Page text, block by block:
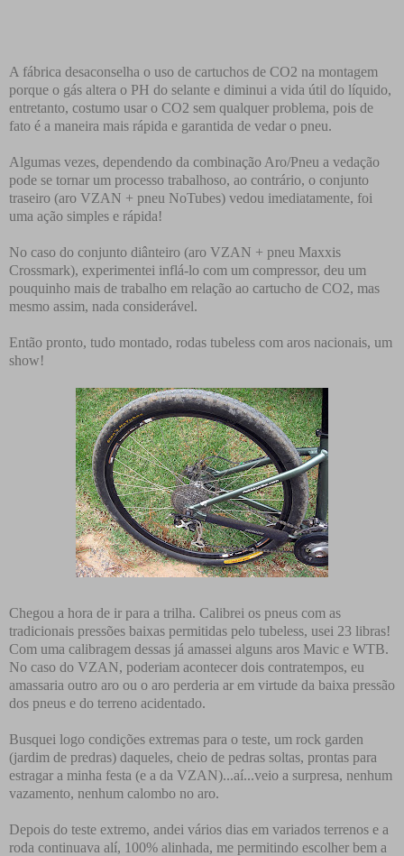
A fábrica desaconselha o uso de cartuchos de CO2 na montagem
porque o gás altera o PH do selante e diminui a vida útil do líquido,
entretanto, costumo usar o CO2 sem qualquer problema, pois de
fato é a maneira mais rápida e garantida de vedar o pneu.
Algumas vezes, dependendo da combinação Aro/Pneu a vedação
pode se tornar um processo trabalhoso, ao contrário, o conjunto
traseiro (aro VZAN + pneu NoTubes) vedou imediatamente, foi
uma ação simples e rápida!
No caso do conjunto diânteiro (aro VZAN + pneu Maxxis
Crossmark), experimentei inflá-lo com um compressor, deu um
pouquinho mais de trabalho em relação ao cartucho de CO2, mas
mesmo assim, nada considerável.
Então pronto, tudo montado, rodas tubeless com aros nacionais, um
show!
Chegou a hora de ir para a trilha. Calibrei os pneus com as
tradicionais pressões baixas permitidas pelo tubeless, usei 23 libras!
Com uma calibragem dessas já amassei alguns aros Mavic e WTB.
No caso do VZAN, poderiam acontecer dois contratempos, eu
amassaria outro aro ou o aro perderia ar em virtude da baixa pressão
dos pneus e do terreno acidentado.
Busquei logo condições extremas para o teste, um rock garden
(jardim de predras) daqueles, cheio de pedras soltas, prontas para
estragar a minha festa (e a da VZAN)...aí...veio a surpresa, nenhum
vazamento, nenhum calombo no aro.
Depois do teste extremo, andei vários dias em variados terrenos e a
roda continuava alí, 100% alinhada, me permitindo escolher bem a